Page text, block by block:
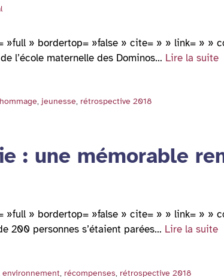
»full » bordertop= »false » cite= » » link= » »
l’école maternelle des Dominos… Lire la suite
hommage, jeunesse, rétrospective 2018
: une mémorable
»full » bordertop= »false » cite= » » link= » »
200 personnes s’étaient parées… Lire la suite
environnement récompenses rétrospective 2018